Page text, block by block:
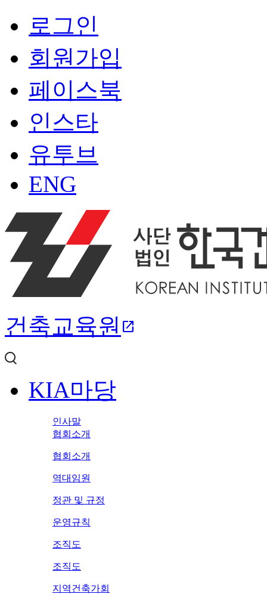
로그인
회원가입
페이스북
인스타
유투브
ENG
건축교육원 open_in_new
KIA마당
인사말
협회소개
협회소개
역대임원
정관 및 규정
운영규칙
조직도
조직도
지역건축가회